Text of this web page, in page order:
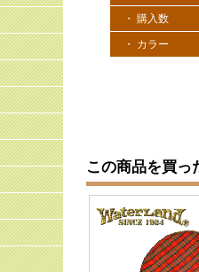
・ 購入数
・ カラー
この商品を買っ